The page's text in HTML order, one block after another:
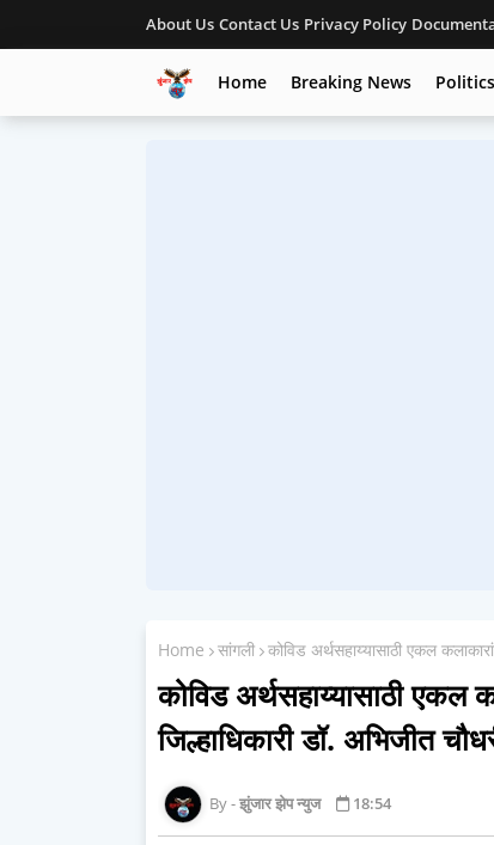
About Us Contact Us Privacy Policy
Home Breaking News Politics
Home सांगली कोविड अर्थसहाय्यासाठी एकल
कोविड अर्थसहाय्यासाठी एकल
जिल्हाधिकारी डॉ. अभिजीत
झुंजार झेप न्युज 18:54